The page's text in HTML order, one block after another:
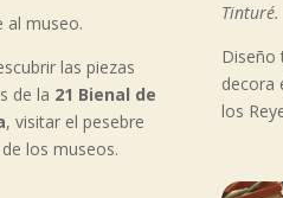
al museo.
las piezas
de la 21 Bienal de
, visitar el pesebre
los museos.
Tinturé.
Diseño
decora
los